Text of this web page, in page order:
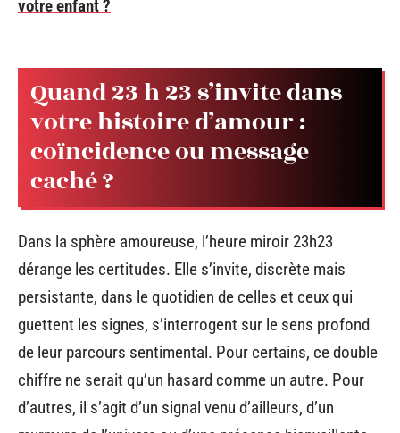
votre enfant ?
Quand 23 h 23 s’invite dans
votre histoire d’amour :
coïncidence ou message
caché ?
Dans la sphère amoureuse, l’heure miroir 23h23
dérange les certitudes. Elle s’invite, discrète mais
persistante, dans le quotidien de celles et ceux qui
guettent les signes, s’interrogent sur le sens profond
de leur parcours sentimental. Pour certains, ce double
chiffre ne serait qu’un hasard comme un autre. Pour
d’autres, il s’agit d’un signal venu d’ailleurs, d’un